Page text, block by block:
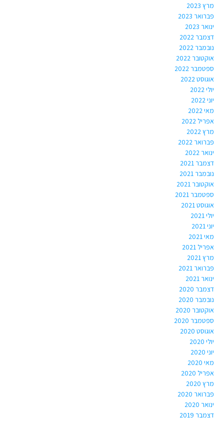
מרץ 2023
פברואר 2023
ינואר 2023
דצמבר 2022
נובמבר 2022
אוקטובר 2022
ספטמבר 2022
אוגוסט 2022
יולי 2022
יוני 2022
מאי 2022
אפריל 2022
מרץ 2022
פברואר 2022
ינואר 2022
דצמבר 2021
נובמבר 2021
אוקטובר 2021
ספטמבר 2021
אוגוסט 2021
יולי 2021
יוני 2021
מאי 2021
אפריל 2021
מרץ 2021
פברואר 2021
ינואר 2021
דצמבר 2020
נובמבר 2020
אוקטובר 2020
ספטמבר 2020
אוגוסט 2020
יולי 2020
יוני 2020
מאי 2020
אפריל 2020
מרץ 2020
פברואר 2020
ינואר 2020
דצמבר 2019